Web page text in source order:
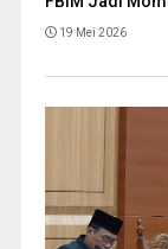
19 Mei 2026